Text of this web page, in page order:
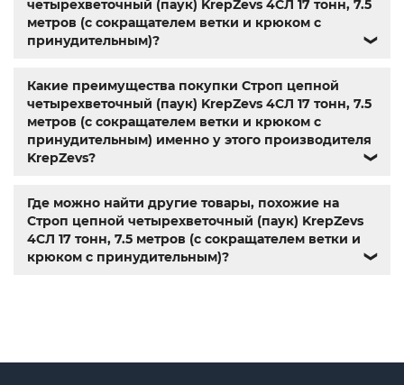
четырехветочный (паук) KrepZevs 4СЛ 17 тонн, 7.5
метров (с сокращателем ветки и крюком с
принудительным)?
❯
Какие преимущества покупки Строп цепной
четырехветочный (паук) KrepZevs 4СЛ 17 тонн, 7.5
метров (с сокращателем ветки и крюком с
принудительным) именно у этого производителя
KrepZevs?
❯
Где можно найти другие товары, похожие на
Строп цепной четырехветочный (паук) KrepZevs
4СЛ 17 тонн, 7.5 метров (с сокращателем ветки и
крюком с принудительным)?
❯